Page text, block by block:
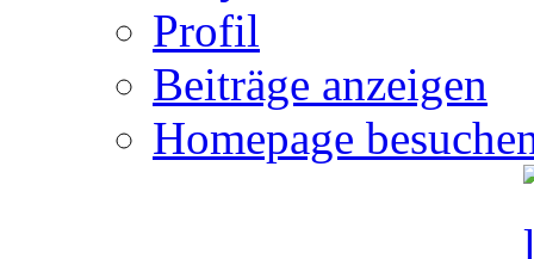
Profil
Beiträge anzeigen
Homepage